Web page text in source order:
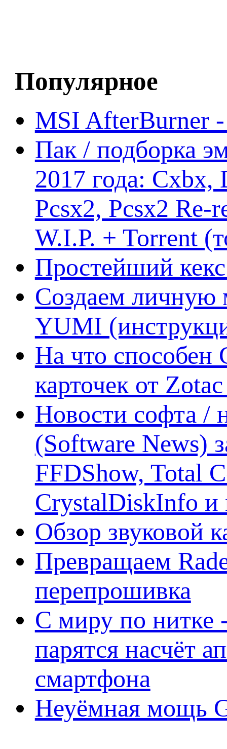
Популярное
MSI AfterBurner
Пак / подборка
2017 года:
Pcsx2, Pcsx2
W.I.P. + Torrent
Простейший кекс
Создаем личную
YUMI
На что способен
карточек от
Новости софта /
(Software News)
FFDShow, Total
CrystalDiskInfo и
Обзор звуковой
Превращаем
перепрошивка
С миру по нитке
парятся насчёт
смартфона
Неуёмная мощь